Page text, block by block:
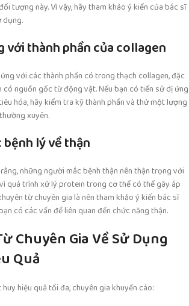
tượng này. Vì vậy, hãy tham khảo ý kiến của bác sĩ
dụng.
với thành phần của collagen
với các thành phần có trong thạch collagen, đặc
nguồn gốc từ động vật. Nếu bạn có tiền sử dị ứng
hóa, hãy kiểm tra kỹ thành phần và thử một lượng
xuyên.
lý về thận
những người mắc bệnh thận nên thận trọng với
quá trình xử lý protein trong cơ thể có thể gây áp
từ chuyên gia là nên tham khảo ý kiến bác sĩ
có các vấn đề liên quan đến chức năng thận.
Chuyên Gia Về Sử Dụng
Quả
hiệu quả tối đa, chuyên gia khuyến cáo: